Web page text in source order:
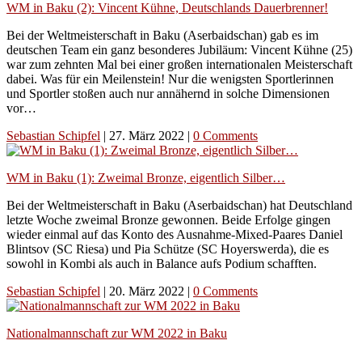
WM in Baku (2): Vincent Kühne, Deutschlands Dauerbrenner!
Bei der Weltmeisterschaft in Baku (Aserbaidschan) gab es im
deutschen Team ein ganz besonderes Jubiläum: Vincent Kühne (25)
war zum zehnten Mal bei einer großen internationalen Meisterschaft
dabei. Was für ein Meilenstein! Nur die wenigsten Sportlerinnen
und Sportler stoßen auch nur annähernd in solche Dimensionen
vor…
Sebastian Schipfel | 27. März 2022 | 0 Comments
WM in Baku (1): Zweimal Bronze, eigentlich Silber…
Bei der Weltmeisterschaft in Baku (Aserbaidschan) hat Deutschland
letzte Woche zweimal Bronze gewonnen. Beide Erfolge gingen
wieder einmal auf das Konto des Ausnahme-Mixed-Paares Daniel
Blintsov (SC Riesa) und Pia Schütze (SC Hoyerswerda), die es
sowohl in Kombi als auch in Balance aufs Podium schafften.
Sebastian Schipfel | 20. März 2022 | 0 Comments
Nationalmannschaft zur WM 2022 in Baku